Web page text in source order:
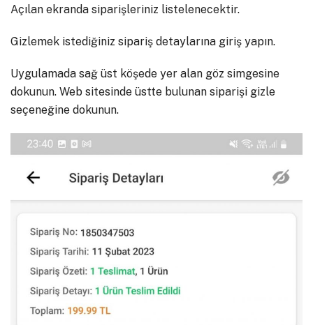
Açılan ekranda siparişleriniz listelenecektir.
Gizlemek istediğiniz sipariş detaylarına giriş yapın.
Uygulamada sağ üst köşede yer alan göz simgesine
dokunun. Web sitesinde üstte bulunan siparişi gizle
seçeneğine dokunun.